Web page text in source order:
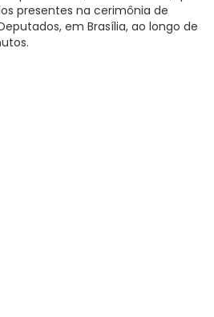
presentes na cerimônia de
em Brasília, ao longo de